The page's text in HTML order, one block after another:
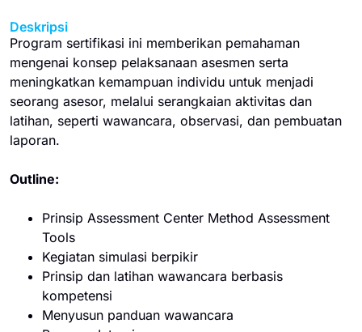
Deskripsi
Program sertifikasi ini memberikan pemahaman
mengenai konsep pelaksanaan asesmen serta
meningkatkan kemampuan individu untuk menjadi
seorang asesor, melalui serangkaian aktivitas dan
latihan, seperti wawancara, observasi, dan pembuatan
laporan.
Outline:
Prinsip Assessment Center Method Assessment
Tools
Kegiatan simulasi berpikir
Prinsip dan latihan wawancara berbasis
kompetensi
Menyusun panduan wawancara